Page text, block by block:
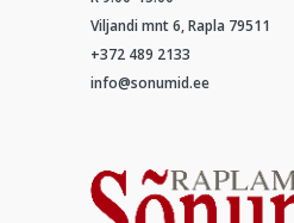
Viljandi mnt 6, Rapla 79511
+372 489 2133
info@sonumid.ee